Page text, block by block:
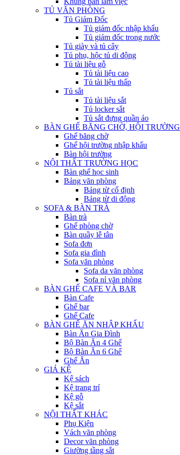
TỦ VĂN PHÒNG
Tủ Giám Đốc
Tủ giám đốc nhập khẩu
Tủ giám đốc trong nước
Tủ giày và tủ cây
Tủ phụ, hộc tủ di động
Tủ tài liệu gỗ
Tủ tài liệu cao
Tủ tài liệu thấp
Tủ sắt
Tủ tài liệu sắt
Tủ locker sắt
Tủ sắt đựng quần áo
BÀN GHẾ BĂNG CHỜ, HỘI TRƯỜNG
Ghế băng chờ
Ghế hội trường nhập khẩu
Bàn hội trường
NỘI THẤT TRƯỜNG HỌC
Bàn ghế học sinh
Bảng văn phòng
Bảng từ cố định
Bảng từ di động
SOFA & BÀN TRÀ
Bàn trà
Ghế phòng chờ
Bàn quầy lễ tân
Sofa đơn
Sofa gia đình
Sofa văn phòng
Sofa da văn phòng
Sofa nỉ văn phòng
BÀN GHẾ CAFE VÀ BAR
Bàn Cafe
Ghế bar
Ghế Cafe
BÀN GHẾ ĂN NHẬP KHẨU
Bàn Ăn Gia Đình
Bộ Bàn Ăn 4 Ghế
Bộ Bàn Ăn 6 Ghế
Ghế Ăn
GIÁ KỆ
Kệ sách
Kệ trang trí
Kệ gỗ
Kệ sắt
NỘI THẤT KHÁC
Phụ Kiện
Vách văn phòng
Decor văn phòng
Giường tầng sắt